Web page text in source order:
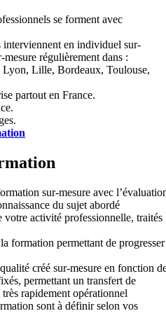
se forment avec
en individuel sur-
régulièrement dans :
Lyon, Lille, Bordeaux, Toulouse,
partout en France.
sur-mesure avec
du sujet abordé
votre activité professionnelle, traités
formation permettant de progresser
créé sur-mesure en fonction
permettant un transfert de
rapidement opérationnel
sont à définir selon vos